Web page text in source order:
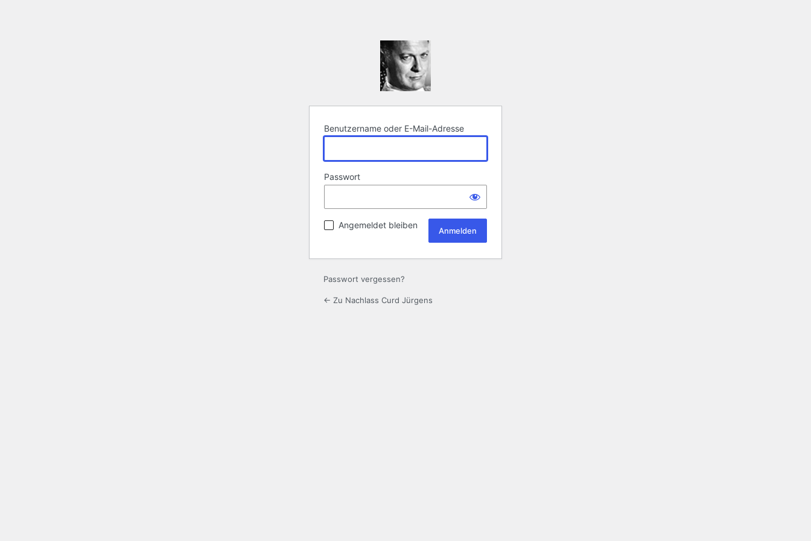
Benutzername oder E-Mail-Adresse
Passwort
Angemeldet bleiben
Passwort vergessen?
← Zu Nachlass Curd Jürgens